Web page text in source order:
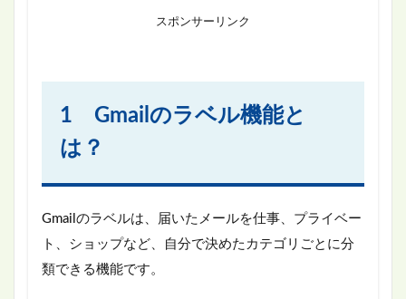
スポンサーリンク
1 Gmailのラベル機能と
は？
Gmailのラベルは、届いたメールを仕事、プライベー
ト、ショップなど、自分で決めたカテゴリごとに分
類できる機能です。